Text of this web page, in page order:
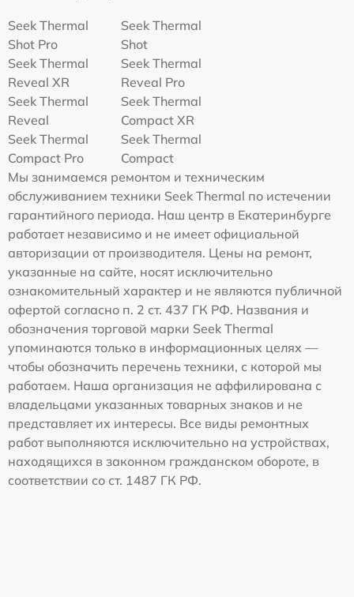
Seek Thermal
Shot Pro
Seek Thermal
Shot
Seek Thermal
Reveal XR
Seek Thermal
Reveal Pro
Seek Thermal
Reveal
Seek Thermal
Compact XR
Seek Thermal
Compact Pro
Seek Thermal
Compact
Мы занимаемся ремонтом и техническим
обслуживанием техники Seek Thermal по истечении
гарантийного периода. Наш центр в Екатеринбурге
работает независимо и не имеет официальной
авторизации от производителя. Цены на ремонт,
указанные на сайте, носят исключительно
ознакомительный характер и не являются публичной
офертой согласно п. 2 ст. 437 ГК РФ. Названия и
обозначения торговой марки Seek Thermal
упоминаются только в информационных целях —
чтобы обозначить перечень техники, с которой мы
работаем. Наша организация не аффилирована с
владельцами указанных товарных знаков и не
представляет их интересы. Все виды ремонтных
работ выполняются исключительно на устройствах,
находящихся в законном гражданском обороте, в
соответствии со ст. 1487 ГК РФ.